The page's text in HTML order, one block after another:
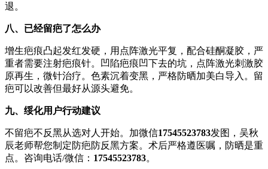
退。
八、已经留疤了怎么办
增生疤痕凸起发红发硬，用点阵激光平复，配合硅酮凝胶，严
重者需要注射疤痕针。凹陷疤痕凹下去的坑，点阵激光刺激胶
原再生，微针治疗。色素沉着变黑，严格防晒加美白导入。留
疤可以改善但最好从源头避免。
九、绥化用户行动建议
不留疤不反黑从选对人开始。加微信17545523783发图，吴秋
辰老师帮您制定防疤防反黑方案。术后严格遵医嘱，防晒是重
点。咨询电话/微信： 17545523783。